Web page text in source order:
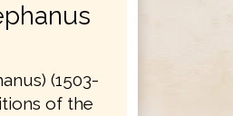
(1503-
of the